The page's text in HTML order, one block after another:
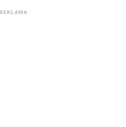
REKLAMA